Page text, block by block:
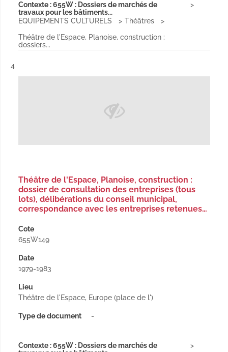
Contexte : 655W : Dossiers de marchés de
travaux pour les bâtiments...
EQUIPEMENTS CULTURELS
Théâtres
Théâtre de l'Espace, Planoise, construction :
dossiers...
Résultat n°
4
Théâtre de l'Espace, Planoise, construction :
dossier de consultation des entreprises (tous
lots), délibérations du conseil municipal,
correspondance avec les entreprises retenues…
Cote
655W149
Date
1979-1983
Lieu
Théâtre de l'Espace, Europe (place de l')
Type de document -
Contexte : 655W : Dossiers de marchés de